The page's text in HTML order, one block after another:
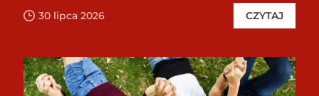
30 lipca 2026 CZYTAJ